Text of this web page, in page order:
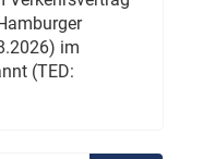
im
(TED: